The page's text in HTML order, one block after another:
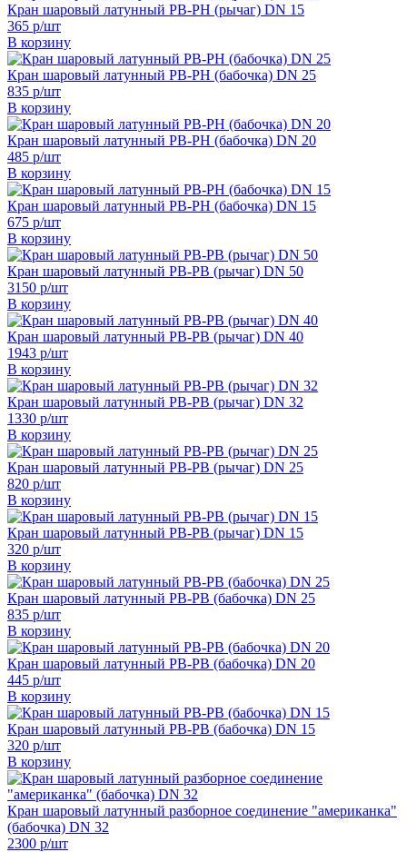
Кран шаровый латунный РВ-РН (рычаг) DN 15
365 р/шт
В корзину
Кран шаровый латунный РВ-РН (бабочка) DN 25
835 р/шт
В корзину
Кран шаровый латунный РВ-РН (бабочка) DN 20
485 р/шт
В корзину
Кран шаровый латунный РВ-РН (бабочка) DN 15
675 р/шт
В корзину
Кран шаровый латунный РВ-РВ (рычаг) DN 50
3150 р/шт
В корзину
Кран шаровый латунный РВ-РВ (рычаг) DN 40
1943 р/шт
В корзину
Кран шаровый латунный РВ-РВ (рычаг) DN 32
1330 р/шт
В корзину
Кран шаровый латунный РВ-РВ (рычаг) DN 25
820 р/шт
В корзину
Кран шаровый латунный РВ-РВ (рычаг) DN 15
320 р/шт
В корзину
Кран шаровый латунный РВ-РВ (бабочка) DN 25
835 р/шт
В корзину
Кран шаровый латунный РВ-РВ (бабочка) DN 20
445 р/шт
В корзину
Кран шаровый латунный РВ-РВ (бабочка) DN 15
320 р/шт
В корзину
Кран шаровый латунный разборное соединение "американка"
(бабочка) DN 32
2300 р/шт